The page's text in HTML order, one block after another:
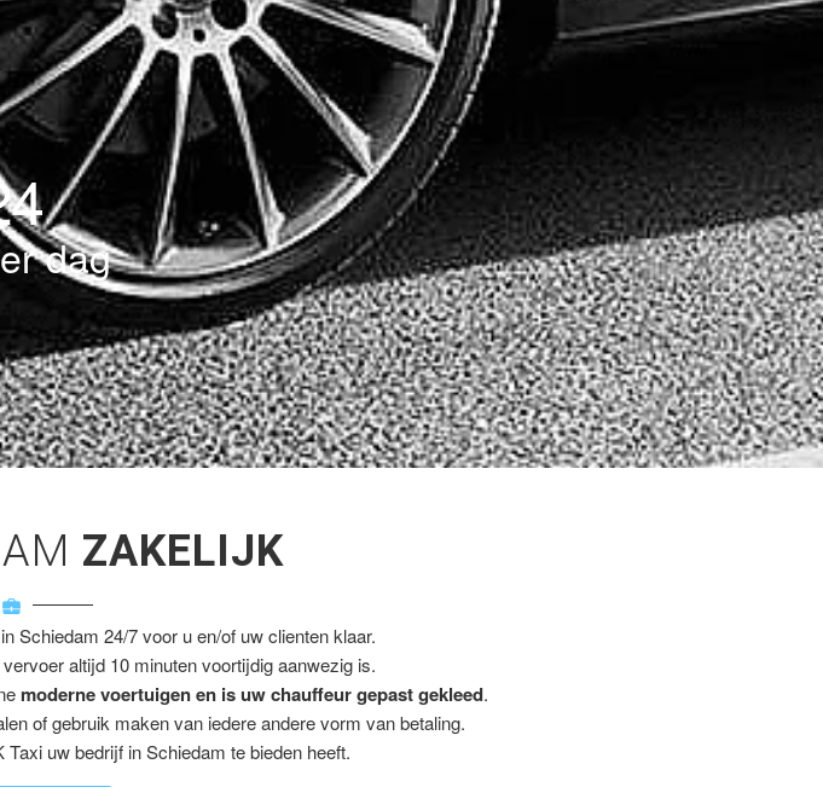
dag
ZAKELIJK
Schiedam 24/7 voor u en/of uw clienten klaar.
altijd 10 minuten voortijdig aanwezig is.
moderne voertuigen en is uw chauffeur gepast gekleed.
of gebruik maken van iedere andere vorm van betaling.
uw bedrijf in Schiedam te bieden heeft.